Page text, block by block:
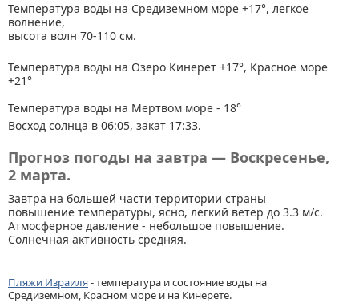
Температура воды на Средиземном море +17°, легкое
волнение,
высота волн 70-110 см.
Температура воды на Озеро Кинерет +17°, Красное море
+21°
Температура воды на Мертвом море - 18°
Восход солнца в 06:05, закат 17:33.
Прогноз погоды на завтра — Воскресенье,
2 марта.
Завтра на большей части территории страны
повышение температуры, ясно, легкий ветер до 3.3 м/с.
Атмосферное давление - небольшое повышение.
Солнечная активность средняя.
Пляжи Израиля- температура и состояние воды на
Средиземном, Красном море и на Кинерете.